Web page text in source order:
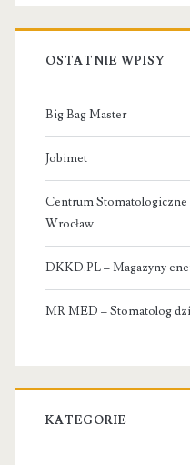
OSTATNIE WPISY
Big Bag Master
Jobimet
Centrum
Wrocław
DKKD.PL – Magazyny
MR MED – Stomatolog
KATEGORIE